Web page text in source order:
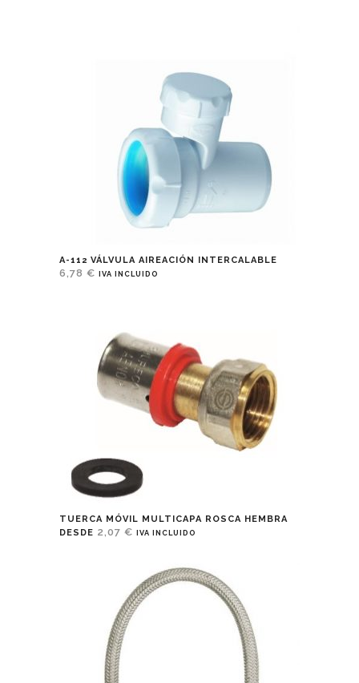
A-112 VÁLVULA AIREACIÓN INTERCALABLE
6,78 € IVA INCLUIDO
TUERCA MÓVIL MULTICAPA ROSCA HEMBRA
DESDE 2,07 € IVA INCLUIDO